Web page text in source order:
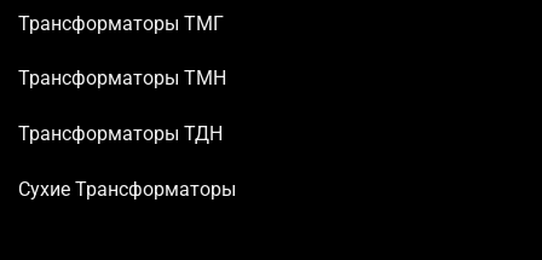
Трансформаторы ТМГ
Трансформаторы ТМН
Трансформаторы ТДН
Сухие Трансформаторы